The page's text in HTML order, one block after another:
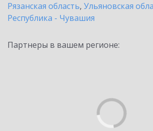
Рязанская область, Ульяновская
Республика - Чувашия
Партнеры в вашем регионе: